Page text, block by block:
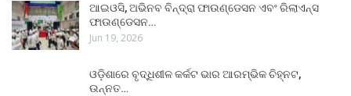
ଆଇଓସି, ଅଭିନବ ବିନ୍ଦ୍ରା ଫାଉଣ୍ଡେସନ ଏବଂ ରିଲାଏନ୍ସ
ଫାଉଣ୍ଡେସନ…
Jun 19, 2026
ଓଡ଼ିଶାରେ ବୃଦ୍ଧିଶୀଳ କର୍କଟ ଭାର ଆରମ୍ଭିକ ଚିହ୍ନଟ,
ଉନ୍ନତ…